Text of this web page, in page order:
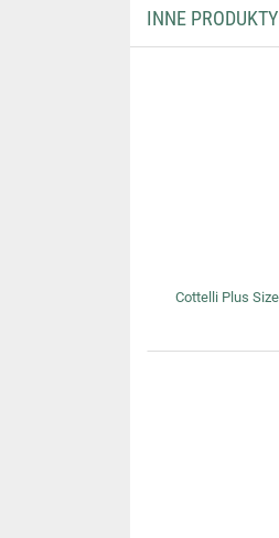
INNE
Cottelli Plus